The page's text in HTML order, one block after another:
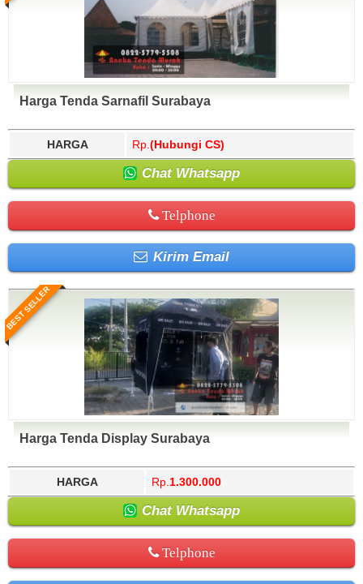
Harga Tenda Sarnafil Surabaya
HARGA Rp. (Hubungi CS)
Chat Whatsapp
Telphone
Kirim Email
BEST SELLER
Harga Tenda Display Surabaya
HARGA Rp. 1.300.000
Chat Whatsapp
Telphone